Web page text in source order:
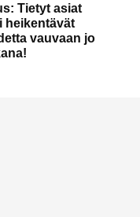
Tietyt asiat
heikentävät
vauvaan jo